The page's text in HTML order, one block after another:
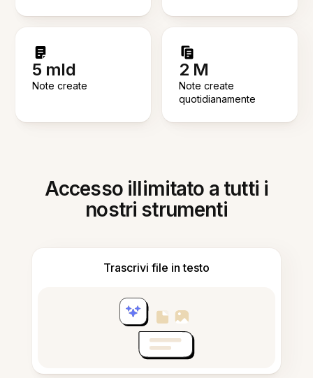
5 mld
Note create
2 M
Note create
quotidianamente
Accesso illimitato a tutti i
nostri strumenti
Trascrivi file in testo